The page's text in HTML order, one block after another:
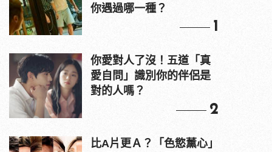
你遇過哪一種？
1
你愛對人了沒！五道「真
愛自問」識別你的伴侶是
對的人嗎？
2
比A片更Ａ？「色慾薰心」